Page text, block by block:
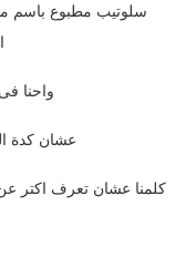
سلوتيب مطبوع
واحنا
عشان كدة
كلمنا عشان تعرف اكتر